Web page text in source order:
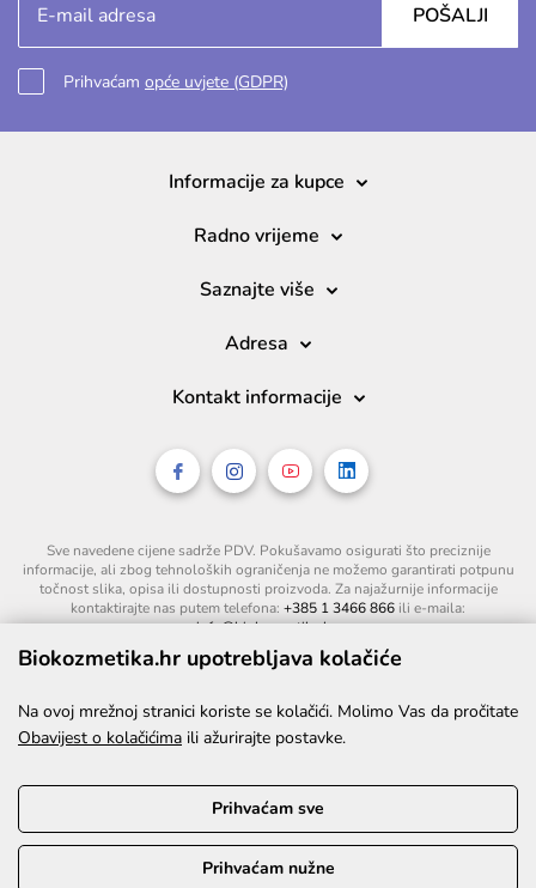
POŠALJI
Prihvaćam opće uvjete (GDPR)
Informacije za kupce
Radno vrijeme
Saznajte više
Adresa
Kontakt informacije
Sve navedene cijene sadrže PDV. Pokušavamo osigurati što preciznije
informacije, ali zbog tehnoloških ograničenja ne možemo garantirati potpunu
točnost slika, opisa ili dostupnosti proizvoda. Za najažurnije informacije
kontaktirajte nas putem telefona: +385 1 3466 866 ili e-maila:
info@biokozmetika.hr.
Biokozmetika.hr upotrebljava kolačiće
Na ovoj mrežnoj stranici koriste se kolačići. Molimo Vas da pročitate
Obavijest o kolačićima ili ažurirajte postavke.
Prihvaćam sve
Prihvaćam nužne